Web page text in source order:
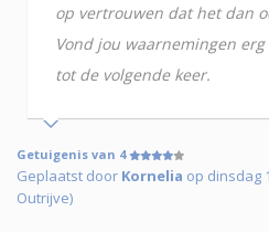
op vertrouwen dat het dan
Vond jou waarnemingen
tot de volgende keer.
Getuigenis van 4
Geplaatst door Kornelia op dinsdag
Outrijve)